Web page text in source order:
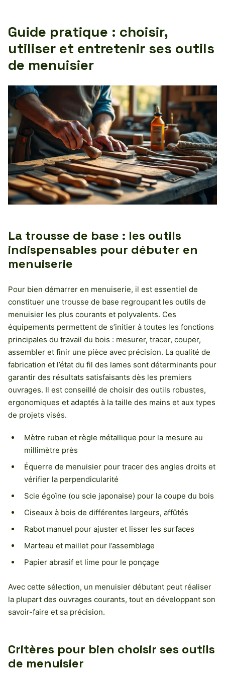
Guide pratique : choisir,
utiliser et entretenir ses outils
de menuisier
La trousse de base : les outils
indispensables pour débuter en
menuiserie
Pour bien démarrer en menuiserie, il est essentiel de
constituer une trousse de base regroupant les outils de
menuisier les plus courants et polyvalents. Ces
équipements permettent de s’initier à toutes les fonctions
principales du travail du bois : mesurer, tracer, couper,
assembler et finir une pièce avec précision. La qualité de
fabrication et l’état du fil des lames sont déterminants pour
garantir des résultats satisfaisants dès les premiers
ouvrages. Il est conseillé de choisir des outils robustes,
ergonomiques et adaptés à la taille des mains et aux types
de projets visés.
Mètre ruban et règle métallique pour la mesure au
millimètre près
Équerre de menuisier pour tracer des angles droits et
vérifier la perpendicularité
Scie égoïne (ou scie japonaise) pour la coupe du bois
Ciseaux à bois de différentes largeurs, affûtés
Rabot manuel pour ajuster et lisser les surfaces
Marteau et maillet pour l’assemblage
Papier abrasif et lime pour le ponçage
Avec cette sélection, un menuisier débutant peut réaliser
la plupart des ouvrages courants, tout en développant son
savoir-faire et sa précision.
Critères pour bien choisir ses outils
de menuisier